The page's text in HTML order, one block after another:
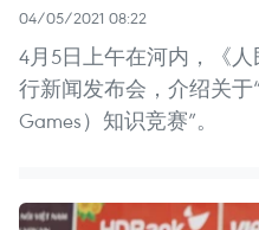
04/05/2021 08:22
4月5日上午在河内，《
行新闻发布会，介绍关于
Games）知识竞赛”。